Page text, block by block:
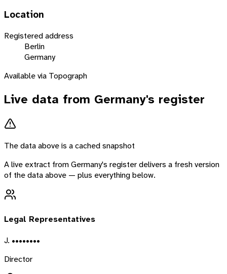
Location
Registered address
Berlin
Germany
Available via Topograph
Live data from Germany's register
The data above is a cached snapshot
A live extract fromGermany's register delivers a fresh version
of the data above — plus everything below.
Legal Representatives
J. ••••••••
Director